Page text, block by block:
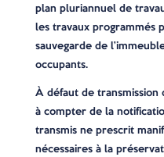
plan pluriannuel de
les travaux programmés
sauvegarde de
occupants.
À défaut de transmission
à compter de la
transmis ne prescrit
nécessaires à la